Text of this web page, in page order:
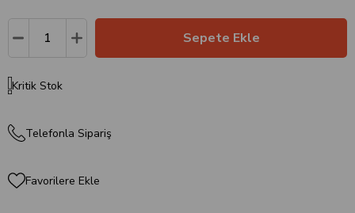
Kritik Stok
Telefonla Sipariş
Favorilere Ekle